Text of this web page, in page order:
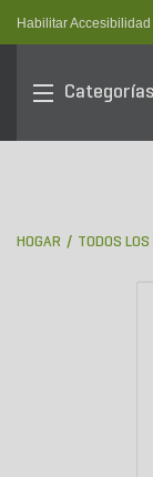
Habilitar Accesibilidad
Categorías
HOGAR TODOS